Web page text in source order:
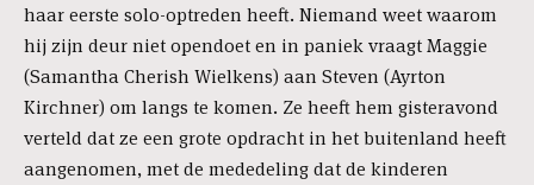
haar eerste solo-optreden heeft. Niemand weet waarom
hij zijn deur niet opendoet en in paniek vraagt Maggie
(Samantha Cherish Wielkens) aan Steven (Ayrton
Kirchner) om langs te komen. Ze heeft hem gisteravond
verteld dat ze een grote opdracht in het buitenland heeft
aangenomen, met de mededeling dat de kinderen